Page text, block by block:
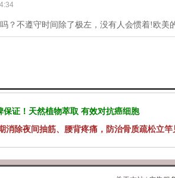
？不遵守时间除了极左，没有人会惯着!欧美
保证！天然植物萃取 有效对抗癌细胞
消除夜间抽筋、腰背疼痛，防治骨质疏松立竿